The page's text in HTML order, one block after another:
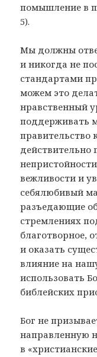
помышление в
5).
Мы должны
и никогда не
стандартами
можем это
нравственный
поддерживать
правительство
действительно
вежливости и
себялюбивый
разъедающие
стремлениях
благотворное,
и оказать
влияние на
использовать
библейских
Бог не
направленную
в